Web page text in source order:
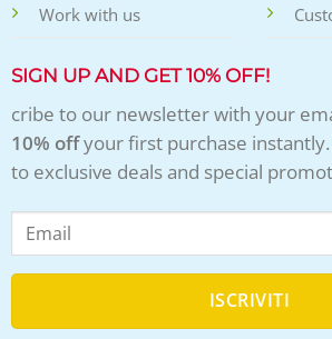
Work with us
SIGN UP AND GET 10% OFF!
cribe to our newsletter with your
10% offyour first purchase instantly.
to exclusive deals and special